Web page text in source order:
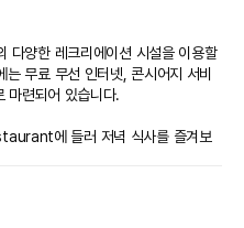
다양한 레크리에이션 시설을 이용할
무료 무선 인터넷, 콘시어지 서비
마련되어 있습니다.
에 들러 저녁 식사를 즐겨보
주중 07:00 ~ 10:30 및 주말